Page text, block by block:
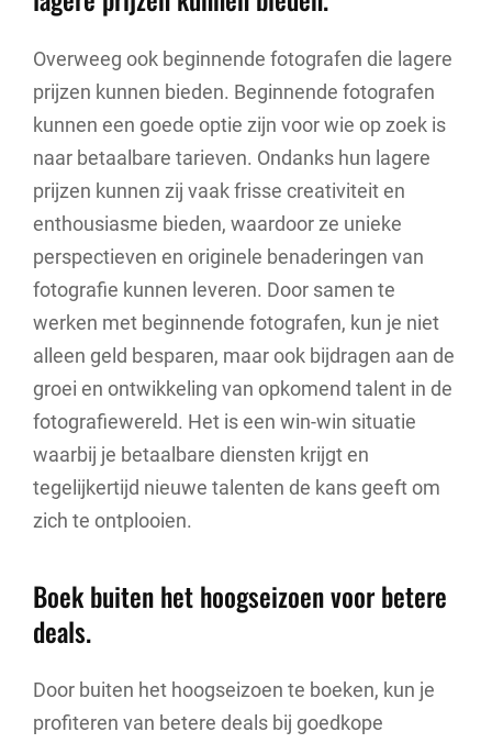
Overweeg ook beginnende fotografen die lagere
prijzen kunnen bieden. Beginnende fotografen
kunnen een goede optie zijn voor wie op zoek is
naar betaalbare tarieven. Ondanks hun lagere
prijzen kunnen zij vaak frisse creativiteit en
enthousiasme bieden, waardoor ze unieke
perspectieven en originele benaderingen van
fotografie kunnen leveren. Door samen te
werken met beginnende fotografen, kun je niet
alleen geld besparen, maar ook bijdragen aan de
groei en ontwikkeling van opkomend talent in de
fotografiewereld. Het is een win-win situatie
waarbij je betaalbare diensten krijgt en
tegelijkertijd nieuwe talenten de kans geeft om
zich te ontplooien.
Boek buiten het hoogseizoen voor betere
deals.
Door buiten het hoogseizoen te boeken, kun je
profiteren van betere deals bij goedkope